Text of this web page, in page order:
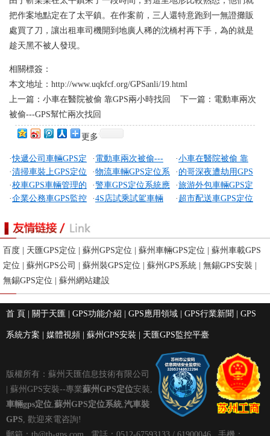
把作案地點定在了太平鎮。在作案前，三人還特意跑到一無證攤販
處買了刀，讓出租車司機開到地廣人稀的沈橋村再下手，為的就是
趁天黑不被人發現。
相關標簽：
本文地址： http://www.uqkfcf.org/GPSanli/19.html
上一篇： 小車在醫院被偷 靠GPS兩小時找回 下一篇： 電動車兩次
被偷---GPS幫忙兩次找回
更多
·快遞公司車輛GPS定
位應用
· 電動車兩次被偷---
GPS幫忙兩次找回
·小車在醫院被偷 靠
GPS兩小時找回
·清掃車裝上GPS定位
監控系統
·物流車輛GPS定位系
統的應用
· 的哥深夜遭劫用GPS
報警 1小時后劫犯落網
·校車GPS車輛管理的
應用
·警車GPS定位系統應
用
·旅游外包車輛GPS定
位應用
·企業公務車GPS監控
·4S店試乘試駕車輛
· 超市配送車GPS定位
百度 天匯GPS定位 蘇州GPS定位 蘇州車輛GPS定位
蘇州車載GPS
定位
蘇州GPS公司 蘇州裝GPS定位 蘇州GPS系統 無錫GPS安裝
無錫GPS定位
蘇州網站建設
首 頁 關于天匯 GPS功能介紹 GPS應用領域 GPS行業新聞 GPS
系統方案 媒體視頻 蘇州GPS安裝 天匯GPS監控平臺
版權所有：蘇州天匯信息技術有限公司
蘇州GPS安裝--專業蘇州GPS定位安裝,
車輛gps定位,蘇州GPS定位系統,汽車裝
GPS, 歡迎來電咨詢!